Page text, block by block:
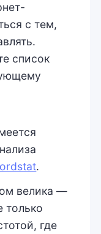
с тем,
список
.
велика —
только
где